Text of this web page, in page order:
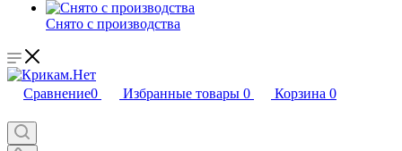
Снято с производства
Сравнение0 Избранные товары 0 Корзина 0